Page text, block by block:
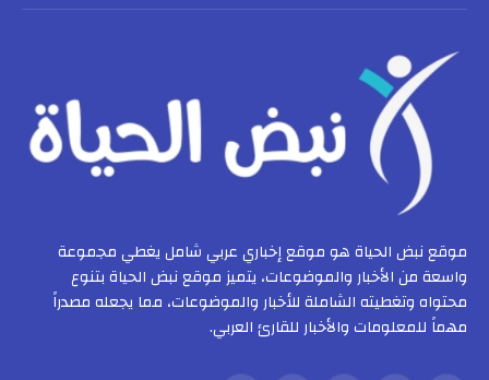
موقع نبض الحياة هو موقع إخباري عربي شامل يغطي مجموعة
واسعة من الأخبار والموضوعات، يتميز موقع نبض الحياة بتنوع
محتواه وتغطيته الشاملة للأخبار والموضوعات، مما يجعله مصدراً
مهماً للمعلومات والأخبار للقارئ العربي.